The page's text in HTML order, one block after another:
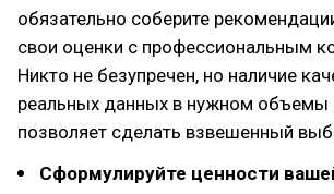
обязательно соберите
свои оценки с профессиональным
Никто не безупречен, но наличие
реальных данных в нужном объемы
позволяет сделать взвешенный
Сформулируйте ценности